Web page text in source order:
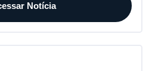
Notícia